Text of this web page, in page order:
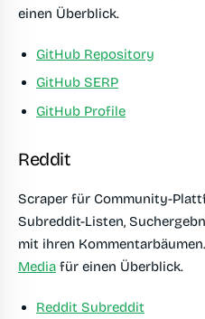
einen Überblick.
GitHub Repository
GitHub SERP
GitHub Profile
Reddit
Scraper für Community-
Subreddit-Listen,
mit ihren
Media für einen Überblick.
Reddit Subreddit